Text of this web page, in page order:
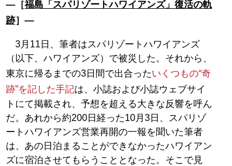
―［福島「スパリゾートハワイアンズ」復活の軌
跡］―
3月11日、筆者はスパリゾートハワイアンズ
（以下、ハワイアンズ）で被災した。それから、
東京に帰るまでの3日間で出合ったいくつもの“奇
跡”を記した手記は、小誌および小誌ウェブサイ
トにて掲載され、予想を超える大きな反響を呼ん
だ。あれから約200日経った10月3日、スパリゾ
ートハワイアンズ営業再開の一報を聞いた筆者
は、あの日泊まることができなかったハワイアン
ズに宿泊させてもらうこととなった。そこで見